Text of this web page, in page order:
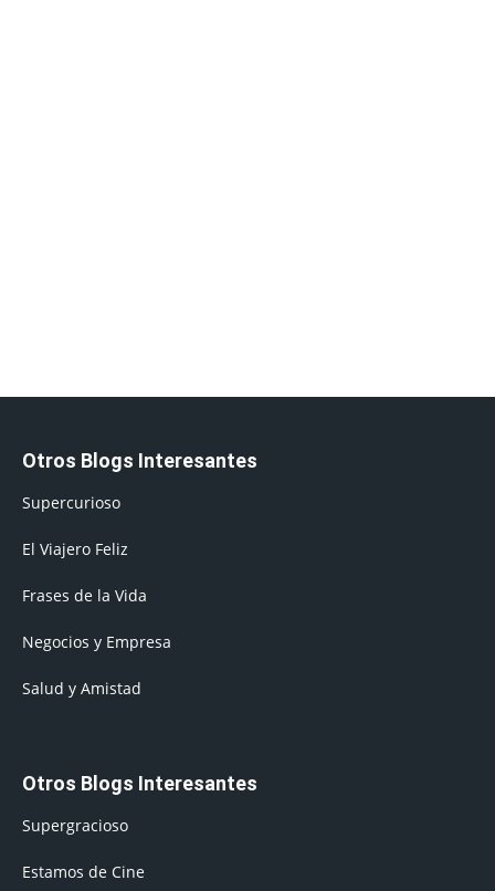
Otros Blogs Interesantes
Supercurioso
El Viajero Feliz
Frases de la Vida
Negocios y Empresa
Salud y Amistad
Otros Blogs Interesantes
Supergracioso
Estamos de Cine